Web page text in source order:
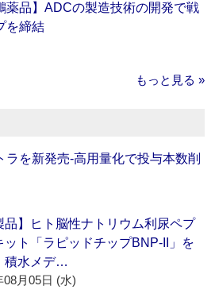
薬品】ADCの製造技術の開発で戦
を締結
もっと見る »
ラを新発売‐高用量化で投与本数削
品】ヒト脳性ナトリウム利尿ペプ
ット「ラピッドチップBNP-II」を
水メデ…
08月05日 (水)